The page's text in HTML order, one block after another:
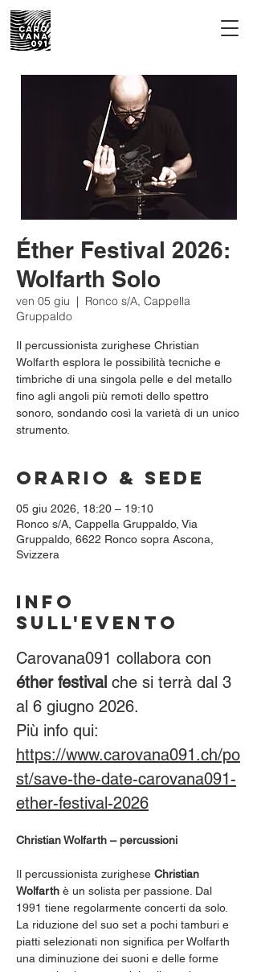
Éther Festival 2026:
Wolfarth Solo
ven 05 giu
  |
Ronco s/A, Cappella
Gruppaldo
Il percussionista zurighese Christian
Wolfarth esplora le possibilità tecniche e
timbriche di una singola pelle e del metallo
fino agli angoli più remoti dello spettro
sonoro, sondando così la varietà di un unico
strumento.
Orario & Sede
05 giu 2026, 18:20 – 19:10
Ronco s/A, Cappella Gruppaldo, Via
Gruppaldo, 6622 Ronco sopra Ascona,
Svizzera
Info
sull'evento
Carovana091 collabora con
éther festival che si terrà dal 3
al 6 giugno 2026.
Più info qui:
https://www.carovana091.ch/po
st/save-the-date-carovana091-
ether-festival-2026
Christian Wolfarth – percussioni
Il percussionista zurighese Christian
Wolfarth è un solista per passione. Dal
1991 tiene regolarmente concerti da solo.
La riduzione del suo set a pochi tamburi e
piatti selezionati non significa per Wolfarth
una diminuzione dei suoni e delle forme